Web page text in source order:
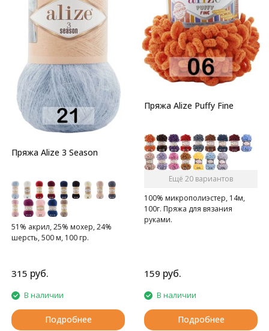
Пряжа Alize 3 Season
51% акрил, 25% мохер, 24%
шерсть, 500 м, 100 гр.
315 руб.
В наличии
Подробнее
Пряжа Alize Puffy Fine
Ещё 20 вариантов
100% микрополиэстер, 14м,
100г. Пряжа для вязания
руками.
159 руб.
В наличии
Подробнее